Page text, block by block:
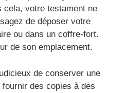
votre testament ne
de déposer votre
ou dans un coffre-fort.
de son emplacement.
de conserver une
des copies à des